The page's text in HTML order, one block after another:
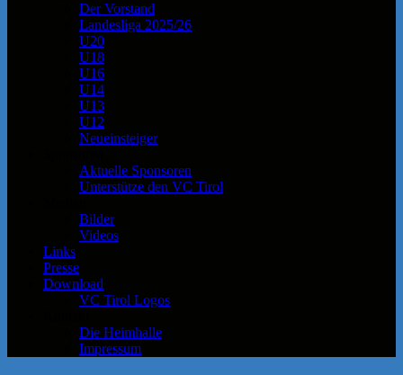
Der Vorstand
Landesliga 2025/26
U20
U18
U16
U14
U13
U12
Neueinsteiger
Aktuelle Sponsoren
Unterstütze den VC Tirol
Bilder
Videos
Links
Presse
Download
VC Tirol Logos
Die Heimhalle
Impressum